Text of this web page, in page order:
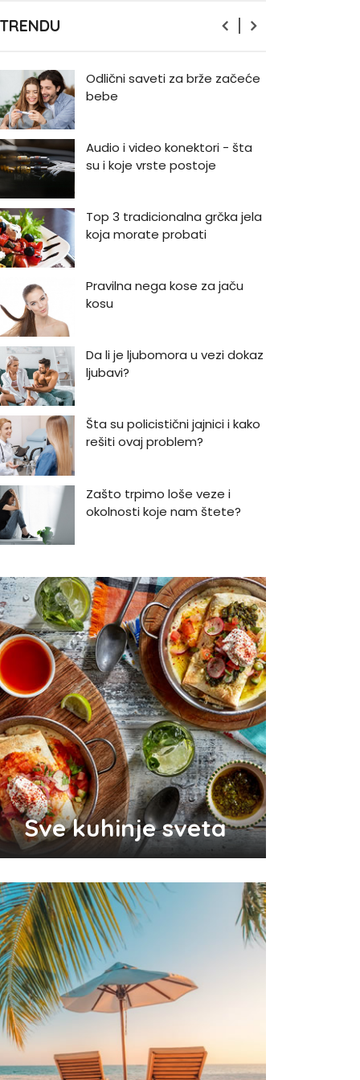
Odlični saveti za brže začeće
bebe
Audio i video konektori - šta
su i koje vrste postoje
Top 3 tradicionalna grčka jela
koja morate probati
Pravilna nega kose za jaču
kosu
Da li je ljubomora u vezi dokaz
ljubavi?
Šta su policistični jajnici i kako
rešiti ovaj problem?
Zašto trpimo loše veze i
okolnosti koje nam štete?
kako prolaze godine braka?
5 načina kako da pobedite
stres
Zašto odlažemo bitne stvari i
kako da prestanemo?
Odlični saveti za brže začeće
bebe
Audio i video konektori - šta
su i koje vrste postoje
Top 3 tradicionalna grčka jela
koja morate probati
Pravilna nega kose za jaču
kosu
Da li je ljubomora u vezi dokaz
ljubavi?
Sve kuhinje sveta